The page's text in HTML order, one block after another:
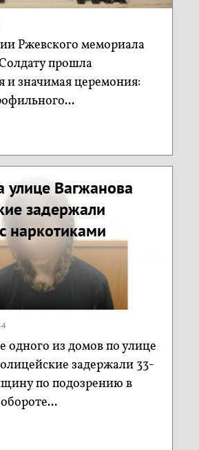
Ржевского мемориала
прошла
и значимая церемония:
улице Вагжанова
задержали
наркотиками
одного из домов по улице
задержали 33-
по подозрению в